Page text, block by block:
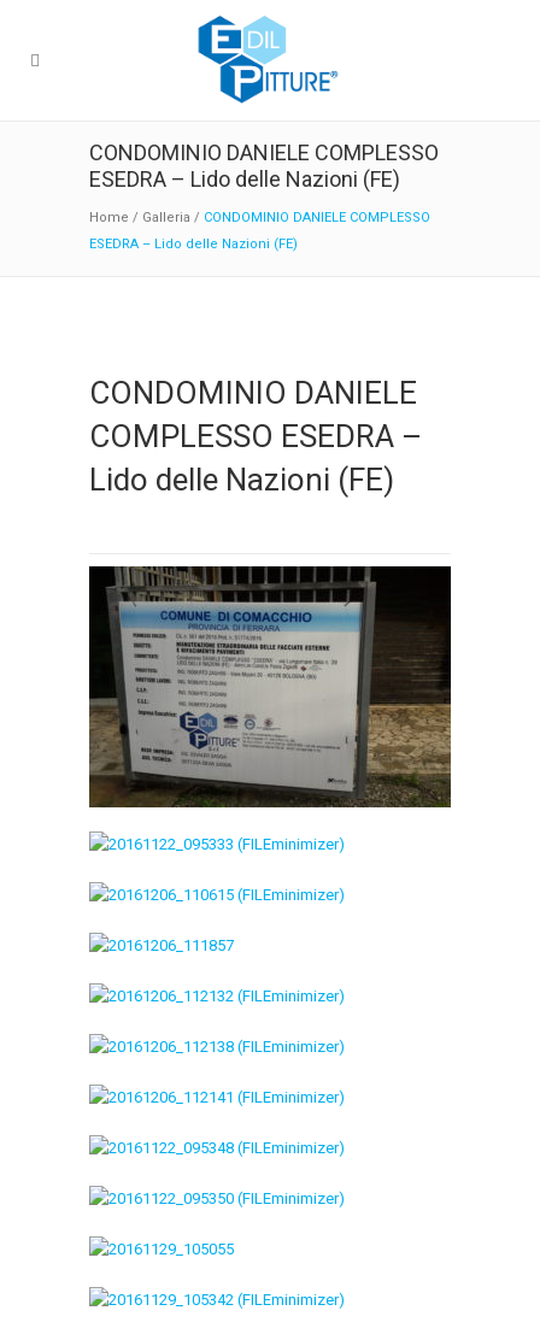
CONDOMINIO DANIELE COMPLESSO
ESEDRA – Lido delle Nazioni (FE)
Home / Galleria / CONDOMINIO DANIELE COMPLESSO
ESEDRA – Lido delle Nazioni (FE)
CONDOMINIO DANIELE
COMPLESSO ESEDRA –
Lido delle Nazioni (FE)